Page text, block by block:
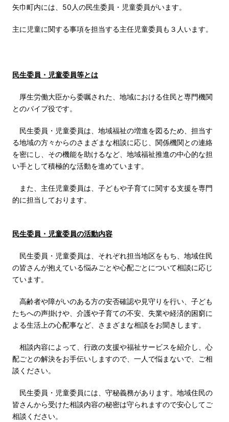
矢巾町内には、50人の民生委員・児童委員がいます。
主に児童に関する事項を担当する主任児童委員も３人います。
民生委員・児童委員等とは
厚生労働大臣から委嘱された、地域における住民と専門機関
とのパイプ役です。
民生委員・児童委員は、地域福祉の増進を図るため、担当す
る地域の方々からのさまざまな相談に応じ、関係機関との連絡
を密にし、その機能を助けるなど、地域福祉推進の中心的な担
い手として積極的な活動を進めています。
また、主任児童委員は、子どもや子育てに関する支援を専門
的に担当しております。
民生委員・児童委員の活動内容
民生委員・児童委員は、それぞれ担当地区をもち、地域住民
の皆さんが抱えている悩みごとや心配ごとについて相談に応じ
ています。
高齢者や障がいのある方の安否確認や見守りを行い、子ども
たちへの声掛けや、介護や子育ての不安、失業や経済的困窮に
よる生活上の心配事など、さまざまな相談をお聞きします。
相談内容によって、行政の支援や福祉サービスを紹介し、心
配ごとの解決をお手伝いしますので、一人で悩まないで、ご相
談ください。
民生委員・児童委員には、守秘義務があります。地域住民の
皆さんから受けた相談内容の秘密は守られますので安心してご
相談ください。